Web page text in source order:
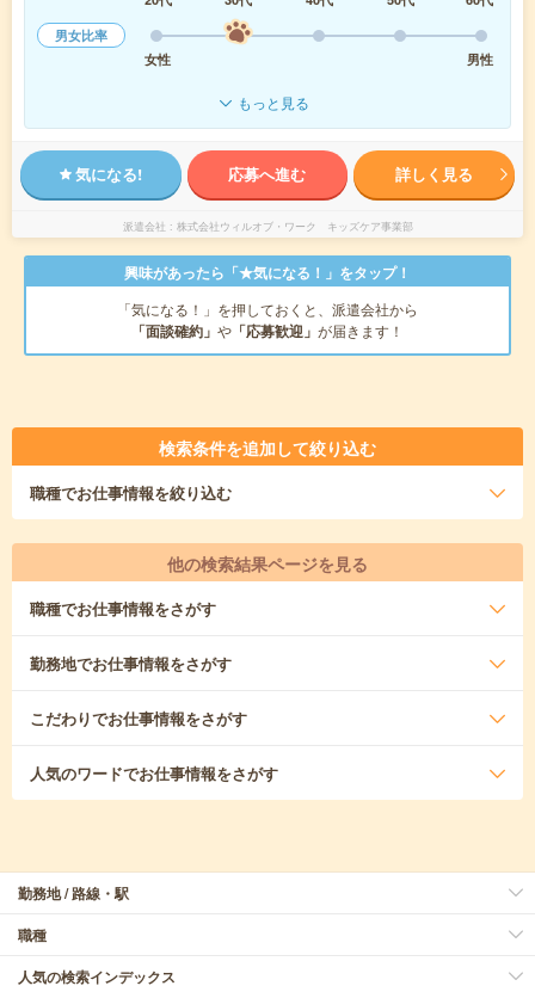
男女比率
女性
男性
もっと見る
気になる! 応募へ進む 詳しく見る
派遣会社 株式会社ウィルオブ・ワーク キッズケア事業部
興味があったら「★気になる！」をタップ！
「気になる！」を押しておくと、派遣会社から
「面談確約」 や 「応募歓迎」 が届きます！
検索条件を追加して絞り込む
職種でお仕事情報を絞り込む
他の検索結果ページを見る
職種でお仕事情報をさがす
勤務地でお仕事情報をさがす
こだわりでお仕事情報をさがす
人気のワードでお仕事情報をさがす
勤務地 / 路線・駅
職種
人気の検索インデックス